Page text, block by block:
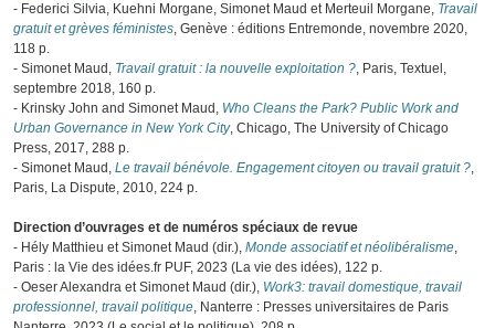
- Federici Silvia, Kuehni Morgane, Simonet Maud et Merteuil Morgane, Travail
gratuit et grèves féministes, Genève : éditions Entremonde, novembre 2020,
118 p.
- Simonet Maud, Travail gratuit : la nouvelle exploitation ?, Paris, Textuel,
septembre 2018, 160 p.
- Krinsky John and Simonet Maud, Who Cleans the Park? Public Work and
Urban Governance in New York City, Chicago, The University of Chicago
Press, 2017, 288 p.
- Simonet Maud, Le travail bénévole. Engagement citoyen ou travail gratuit ?,
Paris, La Dispute, 2010, 224 p.
Direction d’ouvrages et de numéros spéciaux de revue
- Hély Matthieu et Simonet Maud (dir.), Monde associatif et néolibéralisme,
Paris : la Vie des idées.fr PUF, 2023 (La vie des idées), 122 p.
- Oeser Alexandra et Simonet Maud (dir.), Work3: travail domestique, travail
professionnel, travail politique, Nanterre : Presses universitaires de Paris